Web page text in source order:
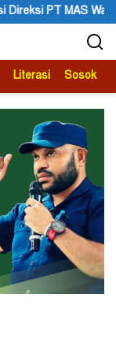
Tanggapan
Literasi Sosok